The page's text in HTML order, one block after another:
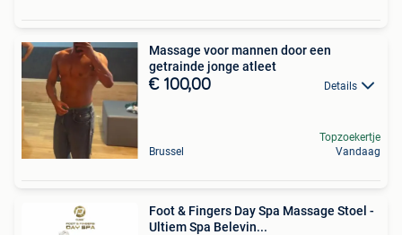
Massage voor mannen door een
getrainde jonge atleet
€ 100,00 Details
Brussel
Topzoekertje
Vandaag
Foot & Fingers Day Spa Massage Stoel -
Ultiem Spa Belevin...